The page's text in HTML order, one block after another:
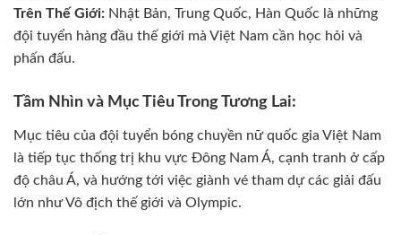
Trên Thế Giới: Nhật Bản, Trung Quốc, Hàn Quốc là những
đội tuyển hàng đầu thế giới mà Việt Nam cần học hỏi và
phấn đấu.
Tầm Nhìn và Mục Tiêu Trong Tương Lai:
Mục tiêu của đội tuyển bóng chuyền nữ quốc gia Việt Nam
là tiếp tục thống trị khu vực Đông Nam Á, cạnh tranh ở cấp
độ châu Á, và hướng tới việc giành vé tham dự các giải đấu
lớn như Vô địch thế giới và Olympic.